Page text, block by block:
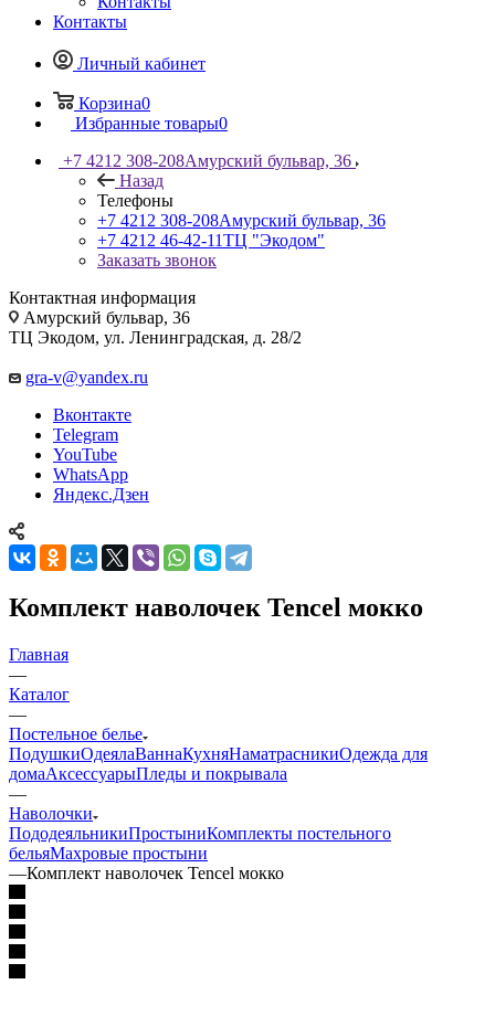
Контакты
Личный кабинет
Корзина0
Избранные товары0
+7 4212 308-208Амурский бульвар, 36
Назад
Телефоны
+7 4212 308-208Амурский бульвар, 36
+7 4212 46-42-11ТЦ "Экодом"
Заказать звонок
Контактная информация
Амурский бульвар, 36
ТЦ Экодом, ул. Ленинградская, д. 28/2
gra-v@yandex.ru
Вконтакте
Telegram
YouTube
WhatsApp
Яндекс.Дзен
Комплект наволочек Tencel мокко
Главная
—
Каталог
—
Постельное белье
ПодушкиОдеялаВаннаКухняНаматрасникиОдежда для
домаАксессуарыПледы и покрывала
—
Наволочки
ПододеяльникиПростыниКомплекты постельного
бельяМахровые простыни
—Комплект наволочек Tencel мокко